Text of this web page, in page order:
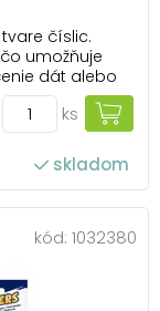
číslic.
umožňuje
dát alebo
dekorácie,
darčekov
ks
skladom
kód: 1032380